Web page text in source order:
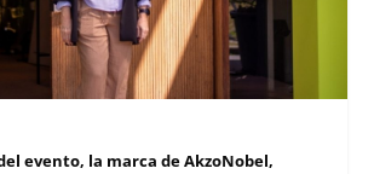
evento, la marca de AkzoNobel,